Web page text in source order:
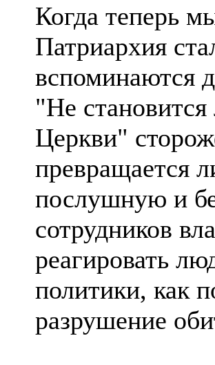
Когда теперь
Патpиаpхия
вспоминаются
"Не
Церкви"
превращается
послушную и
сотрудников
реагировать
политики, как
разрушение